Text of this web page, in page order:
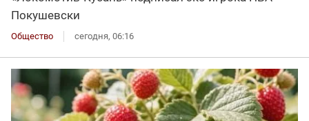
Покушевски
Общество сегодня, 06:16